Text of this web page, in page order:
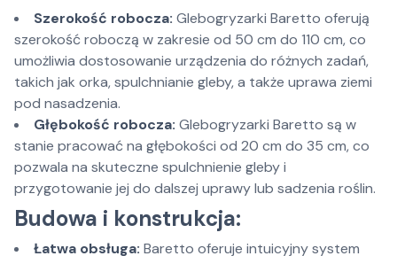
Szerokość robocza: Glebogryzarki Baretto oferują
szerokość roboczą w zakresie od 50 cm do 110 cm, co
umożliwia dostosowanie urządzenia do różnych zadań,
takich jak orka, spulchnianie gleby, a także uprawa ziemi
pod nasadzenia.
Głębokość robocza: Glebogryzarki Baretto są w
stanie pracować na głębokości od 20 cm do 35 cm, co
pozwala na skuteczne spulchnienie gleby i
przygotowanie jej do dalszej uprawy lub sadzenia roślin.
Budowa i konstrukcja:
Łatwa obsługa: Baretto oferuje intuicyjny system